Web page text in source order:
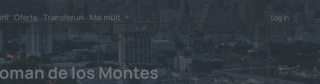
Oferte Transferuri Mai mult Log in
de los Montes